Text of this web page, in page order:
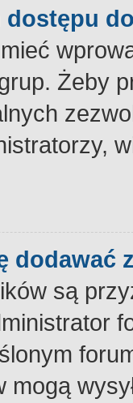
dostępu
Żeby
dodawać
są